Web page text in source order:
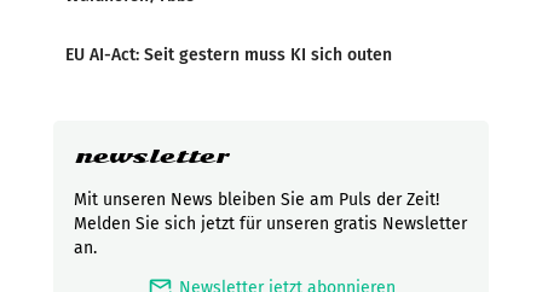
EU AI-Act: Seit gestern muss KI sich outen
newsletter
Mit unseren News bleiben Sie am Puls der Zeit!
Melden Sie sich jetzt für unseren gratis Newsletter
an.
Newsletter jetzt abonnieren